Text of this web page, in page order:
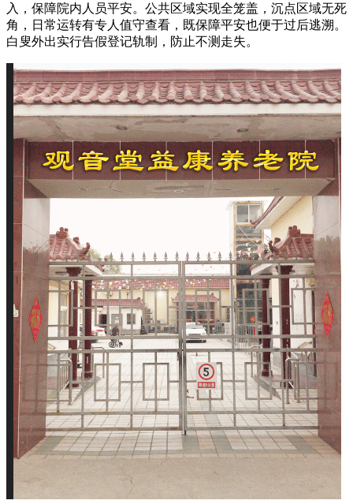
入，保障院内人员平安。公共区域实现全笼盖，沉点区域无死
角，日常运转有专人值守查看，既保障平安也便于过后逃溯。
白叟外出实行告假登记轨制，防止不测走失。